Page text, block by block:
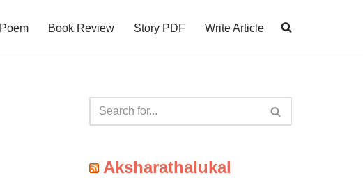
Poem Book Review Story PDF Write Article
Aksharathalukal